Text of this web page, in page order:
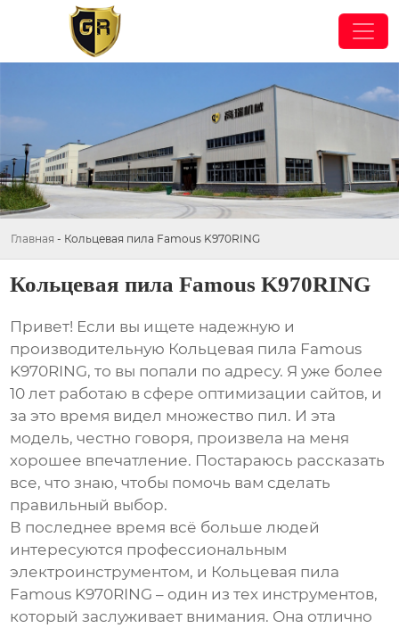
Главная - Кольцевая пила Famous K970RING
Кольцевая пила Famous K970RING
Привет! Если вы ищете надежную и
производительную Кольцевая пила Famous
K970RING, то вы попали по адресу. Я уже более
10 лет работаю в сфере оптимизации сайтов, и
за это время видел множество пил. И эта
модель, честно говоря, произвела на меня
хорошее впечатление. Постараюсь рассказать
все, что знаю, чтобы помочь вам сделать
правильный выбор.
В последнее время всё больше людей
интересуются профессиональным
электроинструментом, и Кольцевая пила
Famous K970RING – один из тех инструментов,
который заслуживает внимания. Она отлично